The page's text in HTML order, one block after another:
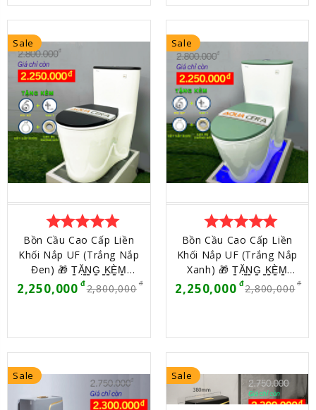
Sale
starstarstarstarstar
Bồn Cầu Cao Cấp Liền
Khối Nắp UF (Trắng Nắp
Đen) 🎁 T̳Ặ̳N̳G̳ ̳K̳È̳M̳
̳T̳H̳Ê̳M̳ ̳Q̳U̳À̳ (4 MÓN) 🎁
2,250,000 2,800,000
Sale
starstarstarstarstar
Bồn Cầu Cao Cấp Liền
Khối Nắp UF (Trắng Nắp
Xanh) 🎁 T̳Ặ̳N̳G̳ ̳K̳È̳M̳
̳T̳H̳Ê̳M̳ ̳Q̳U̳À̳ (4 MÓN) 🎁
2,250,000 2,800,000
Sale Sale